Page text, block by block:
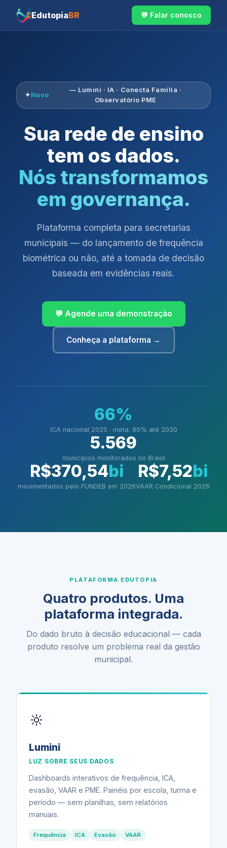
EdutopiaBR 💬 Falar conosco
✦ Novo
— Lumini · IA · Conecta Família ·
Observatório PME
Sua rede de ensino
tem os dados.
Nós transformamos
em governança.
Plataforma completa para secretarias
municipais — do lançamento de frequência
biométrica ou não, até a tomada de decisão
baseada em evidências reais.
💬 Agende uma demonstração
Conheça a plataforma →
66%
ICA nacional 2025 · meta: 80% até 2030
5.569
municípios monitorados no Brasil
R$370,54bi
movimentados pelo FUNDEB em 2026
R$7,52bi
VAAR Condicional 2026
PLATAFORMA EDUTOPIA
Quatro produtos. Uma
plataforma integrada.
Do dado bruto à decisão educacional — cada
produto resolve um problema real da gestão
municipal.
🔆
Lumini
LUZ SOBRE SEUS DADOS
Dashboards interativos de frequência, ICA,
evasão, VAAR e PME. Painéis por escola, turma e
período — sem planilhas, sem relatórios
manuais.
Frequência ICA Evasão VAAR